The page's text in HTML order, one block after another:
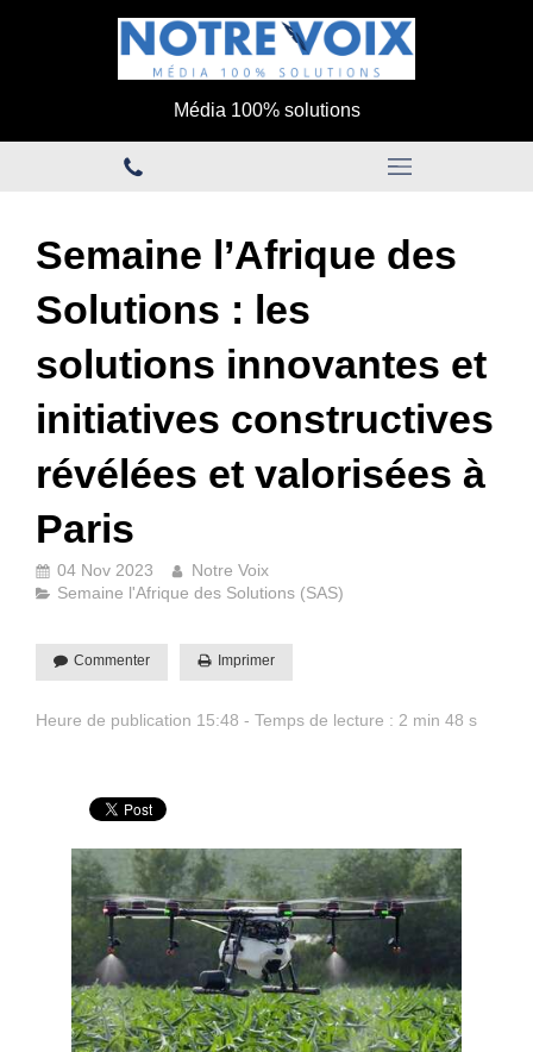
Média 100% solutions
Semaine l’Afrique des
Solutions : les
solutions innovantes et
initiatives constructives
révélées et valorisées à
Paris
04 Nov 2023
Notre Voix
Semaine l'Afrique des Solutions (SAS)
Commenter Imprimer
Heure de publication 15:48 - Temps de lecture : 2 min 48 s